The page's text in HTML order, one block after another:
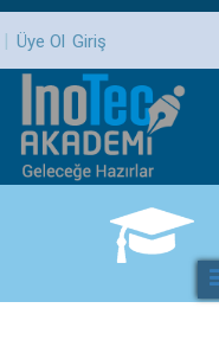
| Üye Ol Giriş